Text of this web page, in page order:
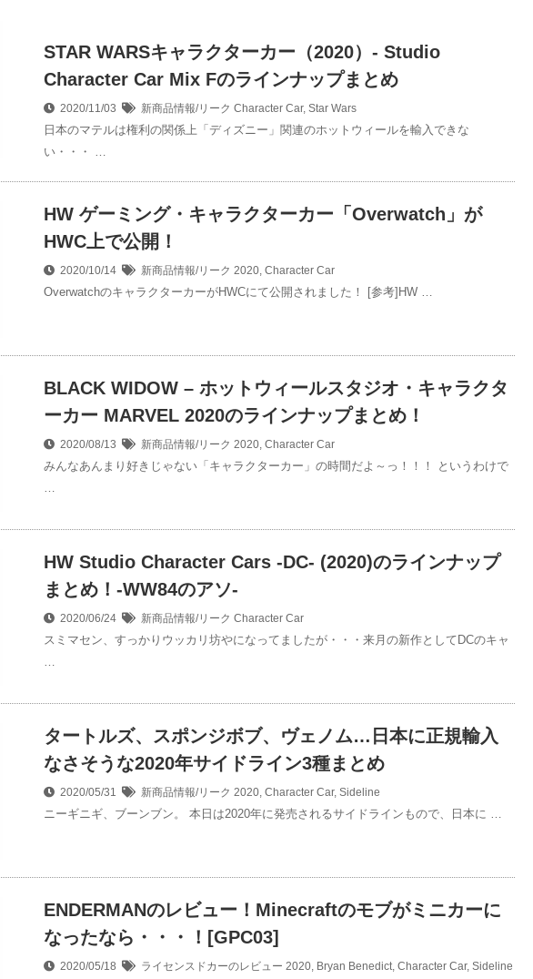
STAR WARSキャラクターカー（2020）- Studio
Character Car Mix Fのラインナップまとめ
2020/11/03 新商品情報/リーク Character Car, Star Wars
日本のマテルは権利の関係上「ディズニー」関連のホットウィールを輸入できな
い・・・ …
HW ゲーミング・キャラクターカー「Overwatch」が
HWC上で公開！
2020/10/14 新商品情報/リーク 2020, Character Car
OverwatchのキャラクターカーがHWCにて公開されました！ [参考]HW …
BLACK WIDOW – ホットウィールスタジオ・キャラクタ
ーカー MARVEL 2020のラインナップまとめ！
2020/08/13 新商品情報/リーク 2020, Character Car
みんなあんまり好きじゃない「キャラクターカー」の時間だよ～っ！！！ というわけで
HW Studio Character Cars -DC- (2020)のラインナップ
まとめ！-WW84のアソ-
2020/06/24 新商品情報/リーク Character Car
スミマセン、すっかりウッカリ坊やになってましたが・・・来月の新作としてDCのキャ
タートルズ、スポンジボブ、ヴェノム…日本に正規輸入
なさそうな2020年サイドライン3種まとめ
2020/05/31 新商品情報/リーク 2020, Character Car, Sideline
ニーギニギ、ブーンブン。 本日は2020年に発売されるサイドラインもので、日本に …
ENDERMANのレビュー！Minecraftのモブがミニカーに
なったなら・・・！[GPC03]
2020/05/18 ライセンスドカーのレビュー 2020, Bryan Benedict, Character Car, Sideline